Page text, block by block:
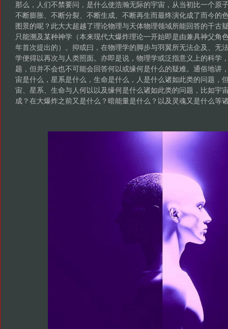
那么，人们不禁要问，是什么使浩瀚无际的宇宙，从当初比一个原
不断膨胀、不断分裂、不断生成、不断再生而最终演化成了而今的
图景的呢？此大大超越了理论物理与天体物理领域所能回答的千古
只能溯及某种神学（本来现代大爆炸理论一开始即是由兼具神父角
年首次提出的）。抑或曰，在物理学的脚步与羽翼所无法企及、无
学便得以再次与人类照面。亦即是说，物理学或泛指意义上的科学
题，但并不会也不可能会回答何以或缘何是什么的疑难。通俗地讲
宙是什么，星系是什么，生命是什么，人是什么诸如此类的问题，
宙、星系、生命与人何以以及缘何是什么诸如此类的问题，比如宇
成？在大爆炸之前又是什么？暗能量是什么？以及灵魂又是什么等